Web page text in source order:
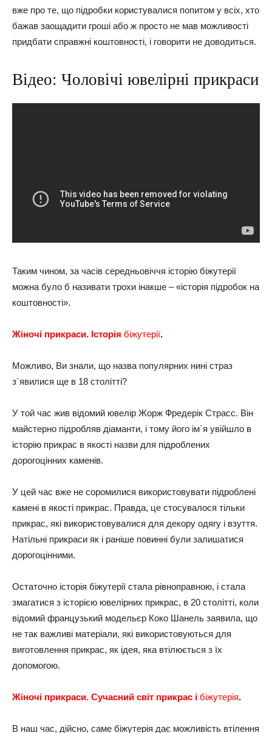
вже про те, що підробки користувалися попитом у всіх, хто
бажав заощадити гроші або ж просто не мав можливості
придбати справжні коштовності, і говорити не доводиться.
Відео: Чоловічі ювелірні прикраси
Таким чином, за часів середньовіччя історію біжутерії
можна було б називати трохи інакше – «історія підробок на
коштовності».
Жіночі прикраси. Історія біжутерії.
Можливо, Ви знали, що назва популярних нині страз
з`явилися ще в 18 столітті?
У той час жив відомий ювелір Жорж Фредерік Страсс. Він
майстерно підробляв діаманти, і тому його ім`я увійшло в
історію прикрас в якості назви для підроблених
дорогоцінних каменів.
У цей час вже не соромилися використовувати підроблені
камені в якості прикрас. Правда, це стосувалося тільки
прикрас, які використовувалися для декору одягу і взуття.
Натільні прикраси як і раніше повинні були залишатися
дорогоцінними.
Остаточно історія біжутерії стала рівноправною, і стала
змагатися з історією ювелірних прикрас, в 20 столітті, коли
відомий французький модельєр Коко Шанель заявила, що
не так важливі матеріали, які використовуються для
виготовлення прикрас, як ідея, яка втілюється з їх
допомогою.
Жіночі прикраси. Сучасний світ прикрас і біжутерія.
В наш час, дійсно, саме біжутерія дає можливість втілення